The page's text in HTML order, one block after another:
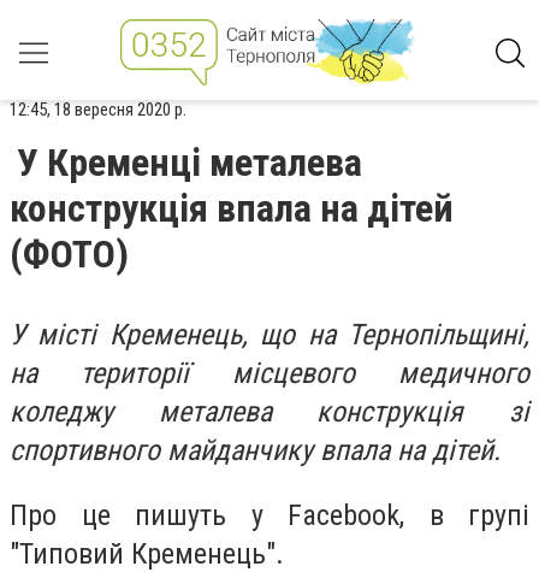
12:45, 18 вересня 2020 р.
У Кременці металева
конструкція впала на дітей
(ФОТО)
У місті Кременець, що на Тернопільщині,
на території місцевого медичного
коледжу металева конструкція зі
спортивного майданчику впала на дітей.
Про це пишуть у Facebook, в групі
"Типовий Кременець".